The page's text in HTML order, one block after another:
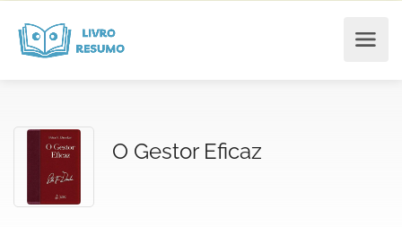
O Gestor Eficaz